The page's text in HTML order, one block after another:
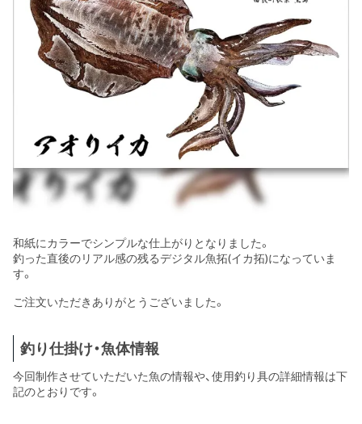
和紙にカラーでシンプルな仕上がりとなりました。
釣った直後のリアル感の残るデジタル魚拓(イカ拓)になっていま
す。
ご注文いただきありがとうございました。
釣り仕掛け・魚体情報
今回制作させていただいた魚の情報や、使用釣り具の詳細情報は下
記のとおりです。